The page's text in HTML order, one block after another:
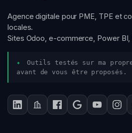
Agence digitale pour PME, TPE et
locales.
Sites Odoo, e-commerce, Power BI,
✦
Outils testés sur ma
avant de vous être proposés.